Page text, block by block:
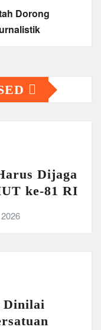
Dorong
Dijaga
ke-81 RI
Dinilai